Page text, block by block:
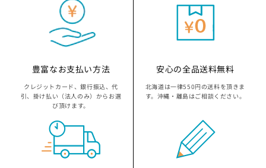
三重県の指定袋から探す
京都府の指定袋から探す
大坂府の指定袋から探す
兵庫県の指定袋から探す
豊富なお支払い方法
クレジットカード、銀行振込、代
引、掛け払い（法人のみ）からお選
び頂けます。
安心の全品送料無料
北海道は一律550円の送料を頂きま
す。沖縄・離島はご相談ください。